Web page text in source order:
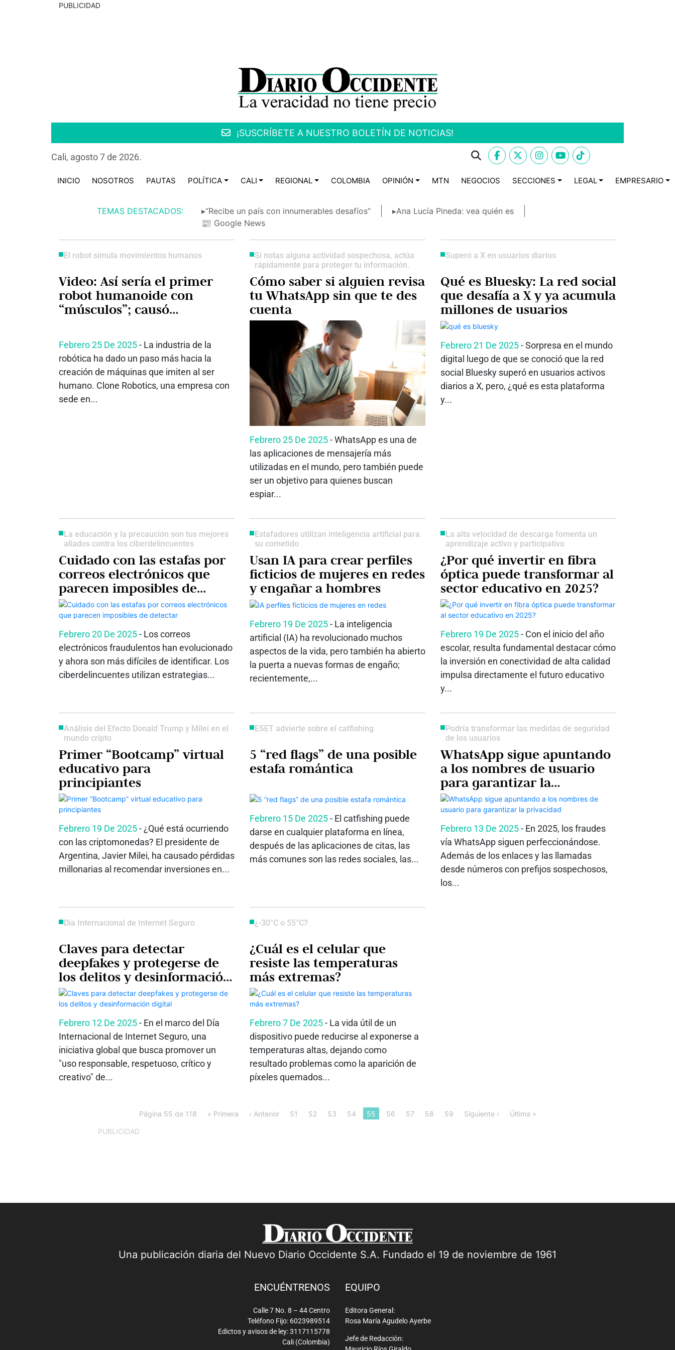
PUBLICIDAD
¡SUSCRÍBETE A NUESTRO BOLETÍN DE NOTICIAS!
Cali, agosto 7 de 2026.
INICIO NOSOTROS PAUTAS POLÍTICA CALI REGIONAL COLOMBIA OPINIÓN MTN NEGOCIOS SECCIONES LEGAL EMPRESARIO
TEMAS DESTACADOS: ▸“Recibe un país con innumerables desafíos”
▸Ana Lucía Pineda: vea quién es
📰 Google News
El robot simula movimientos humanos
Video: Así sería el primer
robot humanoide con
“músculos”; causó
Febrero 25 De 2025- La industria de la
robótica ha dado un paso más hacia la
creación de máquinas que imiten al ser
humano. Clone Robotics, una empresa con
sede en...
Si notas alguna actividad sospechosa, actúa
rápidamente para proteger tu información.
Cómo saber si alguien revisa
tu WhatsApp sin que te des
cuenta
Febrero 25 De 2025- WhatsApp es una de
las aplicaciones de mensajería más
utilizadas en el mundo, pero también puede
ser un objetivo para quienes buscan
espiar...
Superó a X en usuarios diarios
Qué es Bluesky: La red social
que desafía a X y ya acumula
millones de usuarios
Febrero 21 De 2025- Sorpresa en el mundo
digital luego de que se conoció que la red
social Bluesky superó en usuarios activos
diarios a X, pero, ¿qué es esta plataforma
y...
La educación y la precaución son tus mejores
aliados contra los ciberdelincuentes
Cuidado con las estafas por
correos electrónicos que
parecen imposibles de
detectar
Febrero 20 De 2025- Los correos
electrónicos fraudulentos han evolucionado
y ahora son más difíciles de identificar. Los
ciberdelincuentes utilizan estrategias...
Estafadores utilizan inteligencia artificial para
su cometido
Usan IA para crear perfiles
ficticios de mujeres en redes
y engañar a hombres
Febrero 19 De 2025- La inteligencia
artificial (IA) ha revolucionado muchos
aspectos de la vida, pero también ha abierto
la puerta a nuevas formas de engaño;
recientemente,...
La alta velocidad de descarga fomenta un
aprendizaje activo y participativo
¿Por qué invertir en fibra
óptica puede transformar al
sector educativo en 2025?
Febrero 19 De 2025- Con el inicio del año
escolar, resulta fundamental destacar cómo
la inversión en conectividad de alta calidad
impulsa directamente el futuro educativo
y...
Análisis del Efecto Donald Trump y Milei en el
mundo cripto
Primer “Bootcamp” virtual
educativo para
principiantes
Febrero 19 De 2025- ¿Qué está ocurriendo
con las criptomonedas? El presidente de
Argentina, Javier Milei, ha causado pérdidas
millonarias al recomendar inversiones en...
ESET advierte sobre el catfishing
5 “red flags” de una posible
estafa romántica
Febrero 15 De 2025- El catfishing puede
darse en cualquier plataforma en línea,
después de las aplicaciones de citas, las
más comunes son las redes sociales, las...
Podría transformar las medidas de seguridad
de los usuarios
WhatsApp sigue apuntando
a los nombres de usuario
para garantizar la
privacidad
Febrero 13 De 2025- En 2025, los fraudes
vía WhatsApp siguen perfeccionándose.
Además de los enlaces y las llamadas
desde números con prefijos sospechosos,
los...
Día Internacional de Internet Seguro
Claves para detectar
deepfakes y protegerse de
los delitos y desinformación
digital
Febrero 12 De 2025- En el marco del Día
Internacional de Internet Seguro, una
iniciativa global que busca promover un
"uso responsable, respetuoso, crítico y
creativo" de...
¿-30°C o 55°C?
¿Cuál es el celular que
resiste las temperaturas
más extremas?
Febrero 7 De 2025- La vida útil de un
dispositivo puede reducirse al exponerse a
temperaturas altas, dejando como
resultado problemas como la aparición de
píxeles quemados...
Página 55 de 118 « Primera ‹ Anterior 51 52 53 54 55 56 57 58 59 Siguiente › Última »
PUBLICIDAD
Una publicación diaria del Nuevo Diario Occidente S.A. Fundado el 19 de noviembre de 1961
ENCUÉNTRENOS
Calle 7 No. 8 – 44 Centro
Teléfono Fijo: 6023989514
Edictos y avisos de ley: 3117115778
Cali (Colombia)
EQUIPO
Editora General:
Rosa María Agudelo Ayerbe
Jefe de Redacción: